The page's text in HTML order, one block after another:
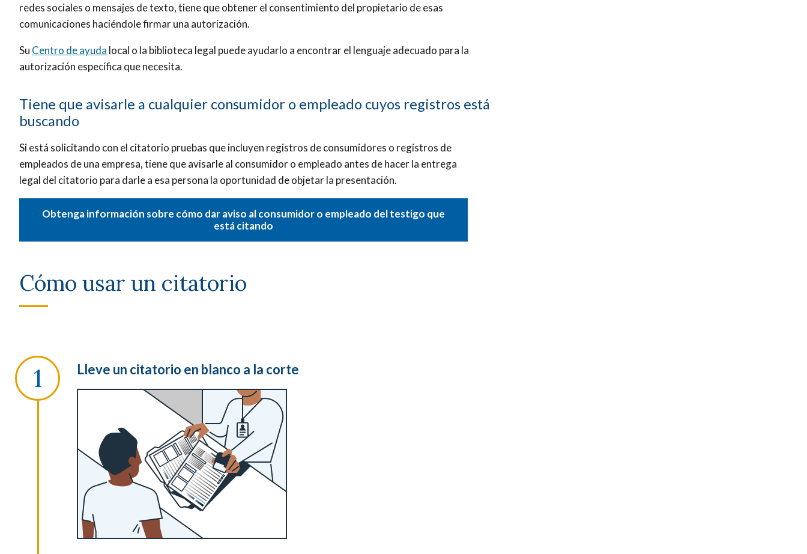
redes sociales o mensajes de texto, tiene que obtener el consentimiento del propietario de esas
comunicaciones haciéndole firmar una autorización.
Su Centro de ayuda local o la biblioteca legal puede ayudarlo a encontrar el lenguaje adecuado para la
autorización específica que necesita.
Tiene que avisarle a cualquier consumidor o empleado cuyos registros está
buscando
Si está solicitando con el citatorio pruebas que incluyen registros de consumidores o registros de
empleados de una empresa, tiene que avisarle al consumidor o empleado antes de hacer la entrega
legal del citatorio para darle a esa persona la oportunidad de objetar la presentación.
Obtenga información sobre cómo dar aviso al consumidor o empleado del testigo que
está citando
Cómo usar un citatorio
Lleve un citatorio en blanco a la corte